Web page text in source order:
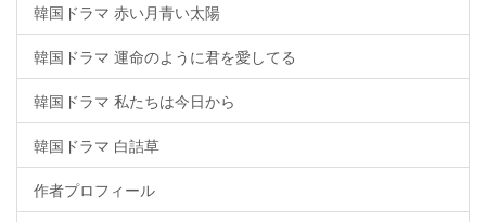
韓国ドラマ 赤い月青い太陽
韓国ドラマ 運命のように君を愛してる
韓国ドラマ 私たちは今日から
韓国ドラマ 白詰草
作者プロフィール